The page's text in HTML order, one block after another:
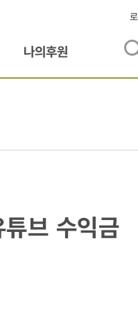
나의후원
브 수익금